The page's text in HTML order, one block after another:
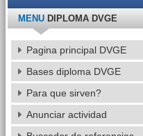
MENUDIPLOMA DVGE
Pagina principal DVGE
Bases diploma DVGE
Para que sirven?
Anunciar actividad